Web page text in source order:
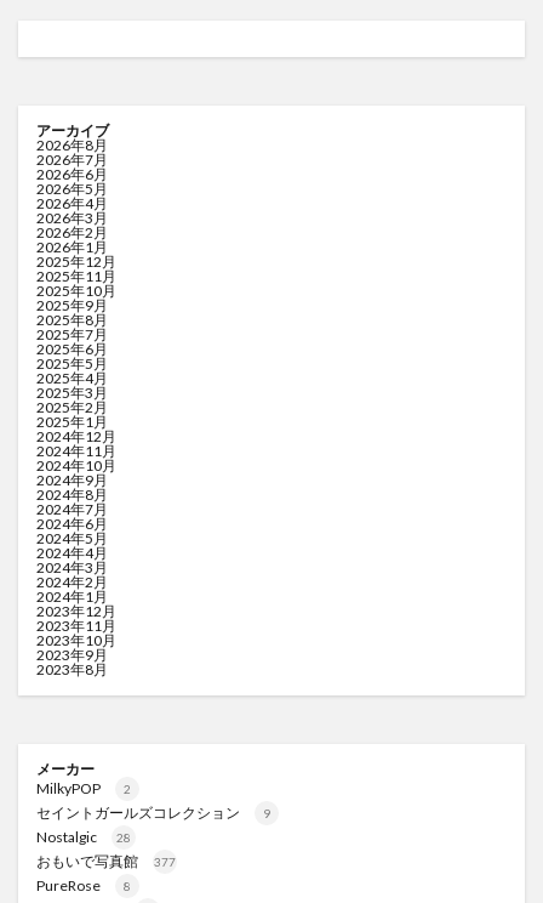
アーカイブ
2026年8月
2026年7月
2026年6月
2026年5月
2026年4月
2026年3月
2026年2月
2026年1月
2025年12月
2025年11月
2025年10月
2025年9月
2025年8月
2025年7月
2025年6月
2025年5月
2025年4月
2025年3月
2025年2月
2025年1月
2024年12月
2024年11月
2024年10月
2024年9月
2024年8月
2024年7月
2024年6月
2024年5月
2024年4月
2024年3月
2024年2月
2024年1月
2023年12月
2023年11月
2023年10月
2023年9月
2023年8月
メーカー
MilkyPOP
2
セイントガールズコレクション 9
Nostalgic 28
おもいで写真館 377
PureRose 8